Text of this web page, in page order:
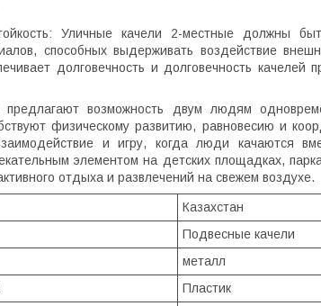
Уличные качели 2-местные должны
способных выдерживать воздействие
долговечность и долговечность качелей
предлагают возможность двум людям
физическому развитию, равновесию и
и игру, когда люди качаются
элементом на детских площадках,
отдыха и развлечений на свежем воздухе.
Казахстан
Подвесные качели
металл
Пластик